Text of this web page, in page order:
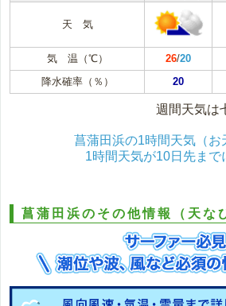
天 気
気 温（℃） 26/20
降水確率（％）
20
週間天気は
菖蒲田浜の1時間天気（お
1時間天気が10日先まで
菖蒲田浜のその他情報（天な